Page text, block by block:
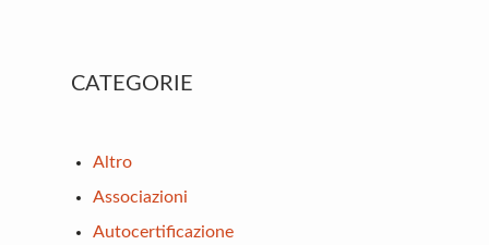
Primary
CATEGORIE
Altro
Associazioni
Autocertificazione